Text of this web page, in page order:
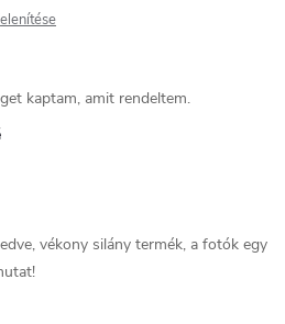
kaptam, amit rendeltem.
vékony silány termék, a fotók egy